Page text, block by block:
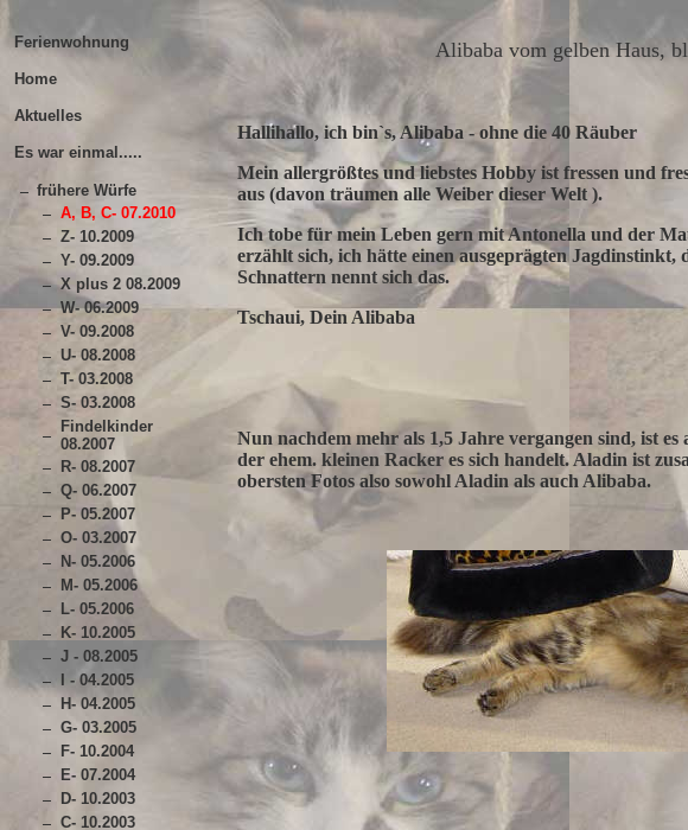
Ferienwohnung
Home
Aktuelles
Es war einmal.....
frühere Würfe
A, B, C- 07.2010
Z- 10.2009
Y- 09.2009
X plus 2 08.2009
W- 06.2009
V- 09.2008
U- 08.2008
T- 03.2008
S- 03.2008
Findelkinder
08.2007
R- 08.2007
Q- 06.2007
P- 05.2007
O- 03.2007
N- 05.2006
M- 05.2006
L- 05.2006
K- 10.2005
J - 08.2005
I - 04.2005
H- 04.2005
G- 03.2005
F- 10.2004
E- 07.2004
D- 10.2003
C- 10.2003
Alibaba vom gelben Haus,
Hallihallo, ich bin`s, Alibaba - ohne die 40 Räuber
Mein allergrößtes und liebstes Hobby ist fressen und
aus (davon träumen alle Weiber dieser Welt ).
Ich tobe für mein Leben gern mit Antonella und der
erzählt sich, ich hätte einen ausgeprägten
Schnattern nennt sich das.
Tschaui, Dein Alibaba
Nun nachdem mehr als 1,5 Jahre vergangen sind, ist
der ehem. kleinen Racker es sich handelt. Aladin ist
obersten Fotos also sowohl Aladin als auch Alibaba.